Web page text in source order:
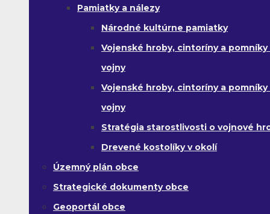
Pamiatky a nálezy
Národné kultúrne pamiatky
Vojenské hroby, cintoríny a pomníky
vojny
Vojenské hroby, cintoríny a pomníky
vojny
Stratégia starostlivosti o vojnové
Drevené kostolíky v okolí
Územný plán obce
Strategické dokumenty obce
Geoportál obce